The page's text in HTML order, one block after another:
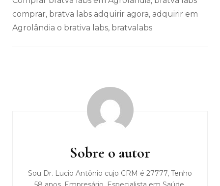
comprar, bratva labs adquirir agora, adquirir em
Agrolândia o brativa labs, bratvalabs
Sobre o autor
Sou Dr. Lucio Antônio cujo CRM é 27777, Tenho